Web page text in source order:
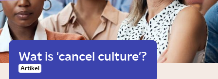
Wat is 'cancel culture'?
Artikel